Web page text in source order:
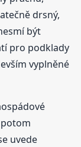
drsný,
být
pro podklady
vyplněné
uvede